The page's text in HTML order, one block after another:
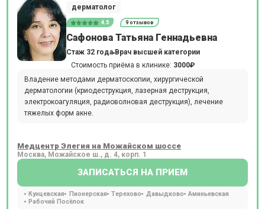
дерматолог
4.5 9 отзывов
Сафонова Татьяна Геннадьевна
Стаж 32 года Врач высшей категории
Стоимость приёма в клинике: 3000₽
Владение методами дерматоскопии, хирургической
дерматологии (криодеструкция, лазерная деструкция,
электрокоагуляция, радиоволновая деструкция), лечение
тяжелых форм акне.
Медцентр Элегия на Можайском шоссе
Москва, Можайское ш., д. 4, корп. 1
ЗАПИСАТЬСЯ НА ПРИЕМ
Кунцевская Пионерская Терехово Давыдково
Аминьевская
Рабочий Посёлок